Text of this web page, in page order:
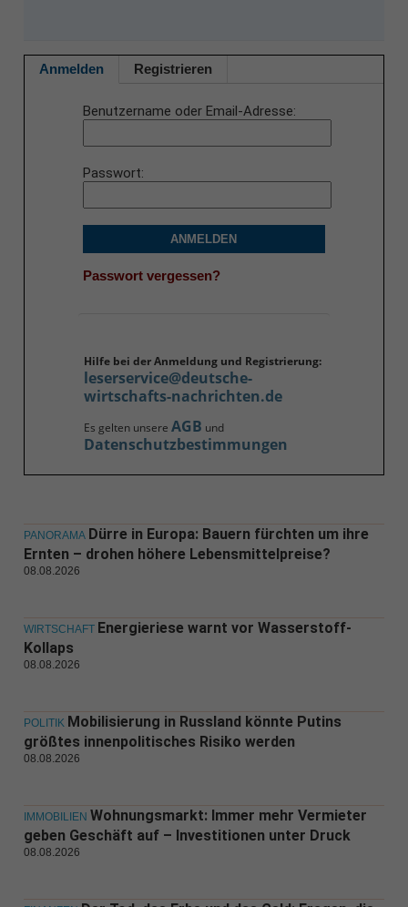
Anmelden Registrieren
Benutzername oder Email-Adresse
Passwort
ANMELDEN
Passwort vergessen?
Hilfe bei der Anmeldung und Registrierung:
leserservice@deutsche-
wirtschafts-nachrichten.de
Es gelten unsere AGB und
Datenschutzbestimmungen
PANORAMA Dürre in Europa: Bauern fürchten um ihre
Ernten – drohen höhere Lebensmittelpreise?
08.08.2026
WIRTSCHAFT Energieriese warnt vor Wasserstoff-
Kollaps
08.08.2026
POLITIK Mobilisierung in Russland könnte Putins
größtes innenpolitisches Risiko werden
08.08.2026
IMMOBILIEN Wohnungsmarkt: Immer mehr Vermieter
geben Geschäft auf – Investitionen unter Druck
08.08.2026